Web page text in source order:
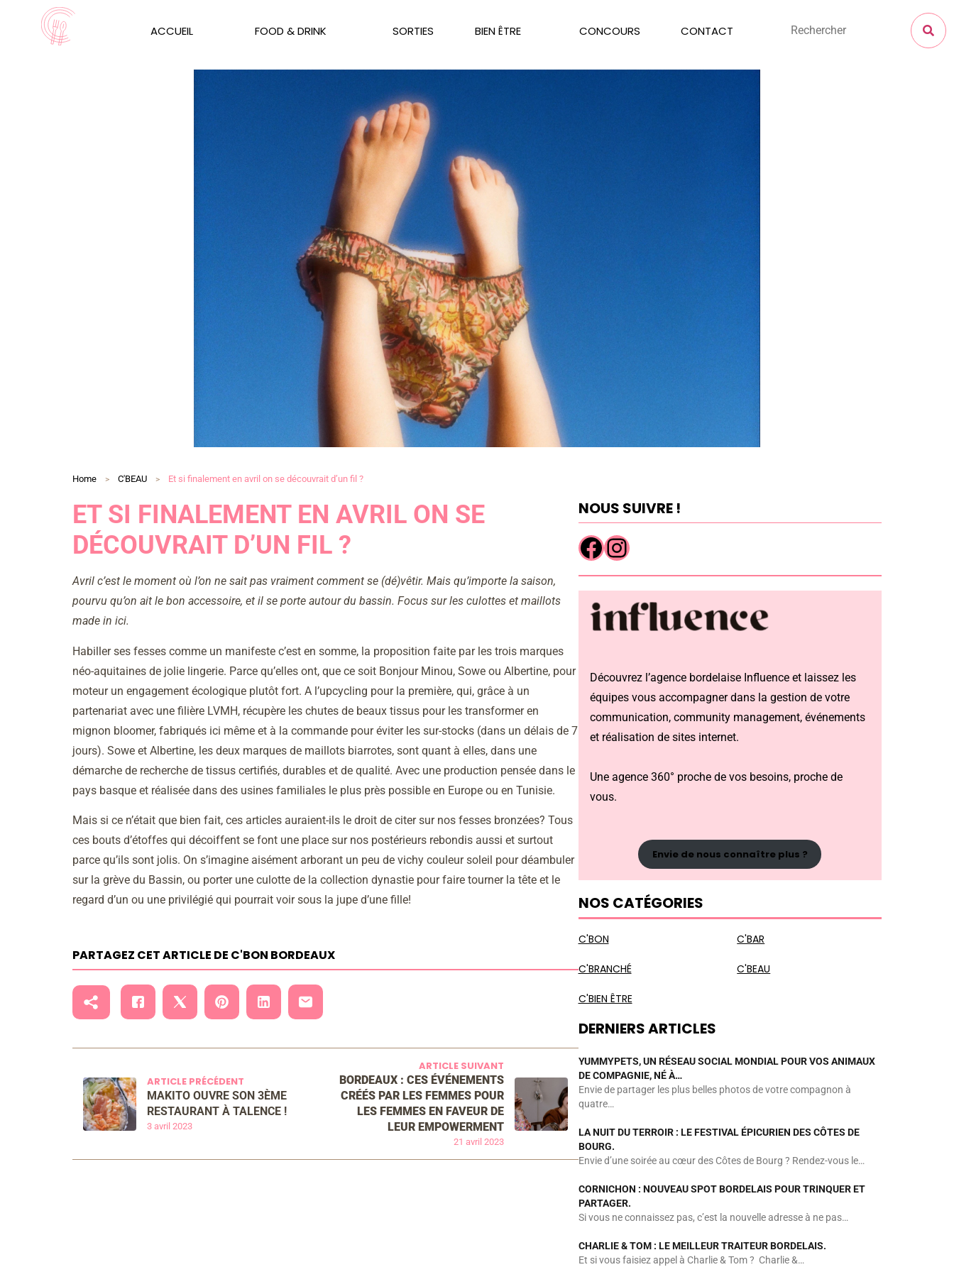
ACCUEIL FOOD & DRINK SORTIES BIEN ÊTRE CONCOURS CONTACT
Home C'BEAU Et si finalement en avril on se découvrait d’un fil ?
ET SI FINALEMENT EN AVRIL ON SE
DÉCOUVRAIT D’UN FIL ?
Avril c’est le moment où l’on ne sait pas vraiment comment se (dé)vêtir. Mais qu’importe la saison,
pourvu qu’on ait le bon accessoire, et il se porte autour du bassin. Focus sur les culottes et maillots
made in ici.
Habiller ses fesses comme un manifeste c’est en somme, la proposition faite par les trois marques
néo-aquitaines de jolie lingerie. Parce qu’elles ont, que ce soit Bonjour Minou, Sowe ou Albertine, pour
moteur un engagement écologique plutôt fort. A l’upcycling pour la première, qui, grâce à un
partenariat avec une filière LVMH, récupère les chutes de beaux tissus pour les transformer en
mignon bloomer, fabriqués ici même et à la commande pour éviter les sur-stocks (dans un délais de 7
jours). Sowe et Albertine, les deux marques de maillots biarrotes, sont quant à elles, dans une
démarche de recherche de tissus certifiés, durables et de qualité. Avec une production pensée dans le
pays basque et réalisée dans des usines familiales le plus près possible en Europe ou en Tunisie.
Mais si ce n’était que bien fait, ces articles auraient-ils le droit de citer sur nos fesses bronzées? Tous
ces bouts d’étoffes qui décoiffent se font une place sur nos postérieurs rebondis aussi et surtout
parce qu’ils sont jolis. On s’imagine aisément arborant un peu de vichy couleur soleil pour déambuler
sur la grève du Bassin, ou porter une culotte de la collection dynastie pour faire tourner la tête et le
regard d’un ou une privilégié qui pourrait voir sous la jupe d’une fille!
PARTAGEZ CET ARTICLE DE C'BON BORDEAUX
ARTICLE PRÉCÉDENT
3 avril 2023
MAKITO OUVRE SON 3ÈME
RESTAURANT À TALENCE !
ARTICLE SUIVANT
21 avril 2023
BORDEAUX : CES ÉVÉNEMENTS
CRÉÉS PAR LES FEMMES POUR
LES FEMMES EN FAVEUR DE
LEUR EMPOWERMENT
NOUS SUIVRE !
Découvrez l’agence bordelaise Influence et laissez les
équipes vous accompagner dans la gestion de votre
communication, community management, événements
et réalisation de sites internet.
Une agence 360° proche de vos besoins, proche de
vous.
Envie de nous connaître plus ?
NOS CATÉGORIES
C'BON C'BAR
C'BRANCHÉ C'BEAU
C'BIEN ÊTRE
DERNIERS ARTICLES
YUMMYPETS, UN RÉSEAU SOCIAL MONDIAL POUR VOS ANIMAUX
DE COMPAGNIE, NÉ À…
Envie de partager les plus belles photos de votre compagnon à
quatre…
LA NUIT DU TERROIR : LE FESTIVAL ÉPICURIEN DES CÔTES DE
BOURG.
Envie d’une soirée au cœur des Côtes de Bourg ? Rendez-vous le…
CORNICHON : NOUVEAU SPOT BORDELAIS POUR TRINQUER ET
PARTAGER.
Si vous ne connaissez pas, c’est la nouvelle adresse à ne pas…
CHARLIE & TOM : LE MEILLEUR TRAITEUR BORDELAIS.
Et si vous faisiez appel à Charlie & Tom ? Charlie &…